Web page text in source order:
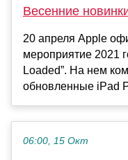
Весенние
20 апреля Apple
мероприятие 2021
Loaded”. На нем
обновленные iPad
06:00, 15 Окт